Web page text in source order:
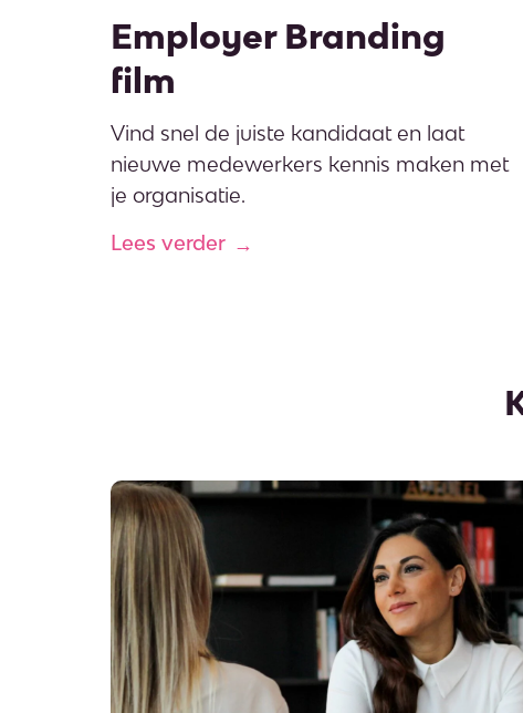
Employer Branding
film
Vind snel de juiste kandidaat en laat
nieuwe medewerkers kennis maken met
je organisatie.
Lees verder